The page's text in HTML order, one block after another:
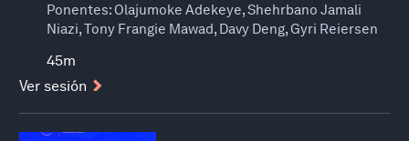
Ponentes: Olajumoke Adekeye, Shehrbano Jamali
Niazi, Tony Frangie Mawad, Davy Deng, Gyri Reiersen
45m
Ver sesión